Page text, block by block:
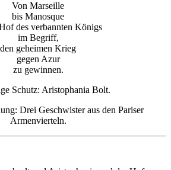
Von Marseille
bis Manosque
des verbannten Königs
im Begriff,
den geheimen Krieg
gegen Azur
zu gewinnen.
Schutz: Aristophania Bolt.
Drei Geschwister aus den Pariser
Armenvierteln.